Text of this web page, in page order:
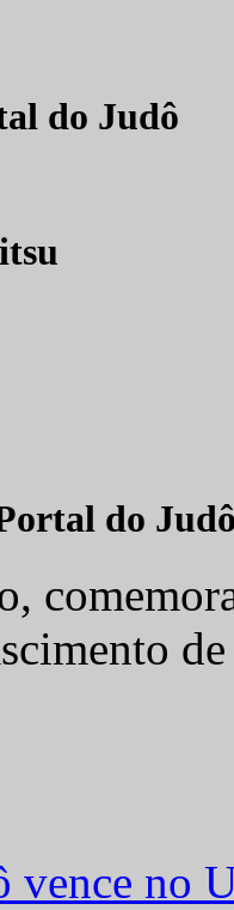
do Judô
do
vence no